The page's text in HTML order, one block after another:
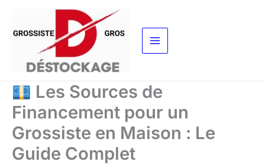
contenu
Les Sources de
Financement pour un
Grossiste en Maison : Le
Guide Complet